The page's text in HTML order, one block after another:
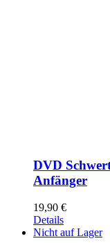
DVD
Anfänger
19,90 €
Details
Nicht auf Lager